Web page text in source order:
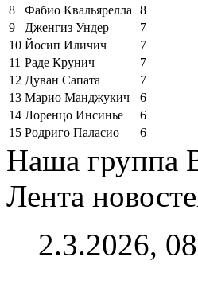
8
Фабио Квальярелла
8
9
Дженгиз Ундер
7
10 Йосип Иличич
7
11 Раде Крунич
7
12 Дуван Сапата
7
13 Марио Манджукич
6
14 Лоренцо Инсинье
6
15 Родриго Паласио 6
Наша группа
Лента
2.3.2026,